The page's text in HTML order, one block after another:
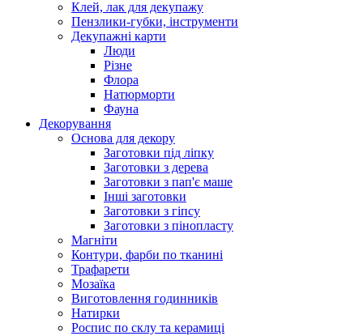
Клей, лак для декупажу
Пензлики-губки, інструменти
Декупажні карти
Люди
Різне
Флора
Натюрморти
Фауна
Декорування
Основа для декору
Заготовки під ліпку
Заготовки з дерева
Заготовки з пап'є маше
Інші заготовки
Заготовки з гіпсу
Заготовки з пінопласту
Магніти
Контури, фарби по тканині
Трафарети
Мозаїка
Виготовлення годинників
Натирки
Роспис по склу та керамиці